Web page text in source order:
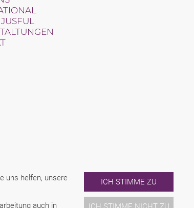
uns helfen, unsere
auch in
ICH STIMME ZU